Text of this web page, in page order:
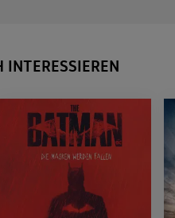
INTERESSIEREN